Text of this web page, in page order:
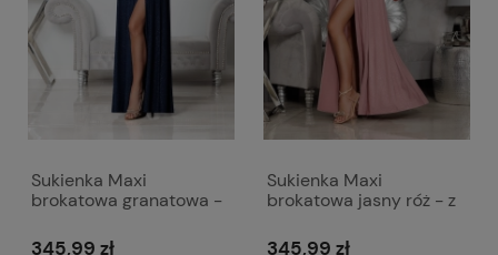
Sukienka Maxi
brokatowa granatowa -
345,99 zł
Sukienka Maxi
brokatowa jasny róż - z
345,99 zł